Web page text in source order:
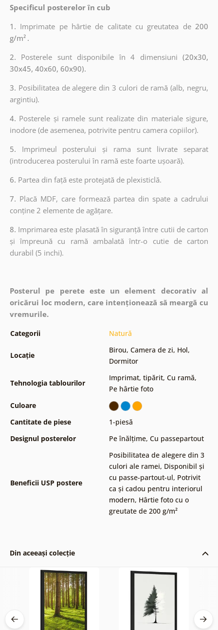
Specificul posterelor în cub
1. Imprimate pe hârtie de calitate cu greutatea de200
g/m² .
2. Posterele sunt disponibile în 4 dimensiuni (20x30,
30x45, 40x60, 60x90).
3. Posibilitatea de alegere din 3 culori de ramă (alb, negru,
argintiu).
4. Posterele și ramele sunt realizate din materiale sigure,
inodore (de asemenea, potrivite pentru camera copiilor).
5. Imprimeul posterului și rama sunt livrate separat
(introducerea posterului în ramă este foarte ușoară).
6. Partea din față este protejată de plexisticlă.
7. Placă MDF, care formează partea din spate a cadrului
conține 2 elemente de agățare.
8. Imprimarea este plasată în siguranță între cutii de carton
și împreună cu ramă ambalată într-o cutie de carton
durabil (5 inchi).
Posterul pe perete este un element decorativ al
oricărui loc modern, care intenționează să meargă cu
vremurile.
Categorii Natură
Locație
Birou, Camera de zi, Hol,
Dormitor
Tehnologia tablourilor
Imprimat, tipărit, Cu ramă,
Pe hârtie foto
Culoare
Cantitate de piese
1-piesă
Designul posterelor
Pe înălțime, Cu passepartout
Beneficii USP postere
Posibilitatea de alegere din 3
culori ale ramei, Disponibil și
cu passe-partout-ul, Potrivit
ca și cadou pentru interiorul
modern, Hârtie foto cu o
greutate de 200 g/m²
Din aceeași colecție